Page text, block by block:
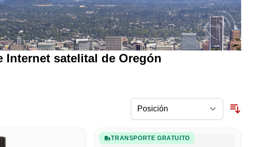
satelital de Oregón
TRANSPORTE GRATUITO